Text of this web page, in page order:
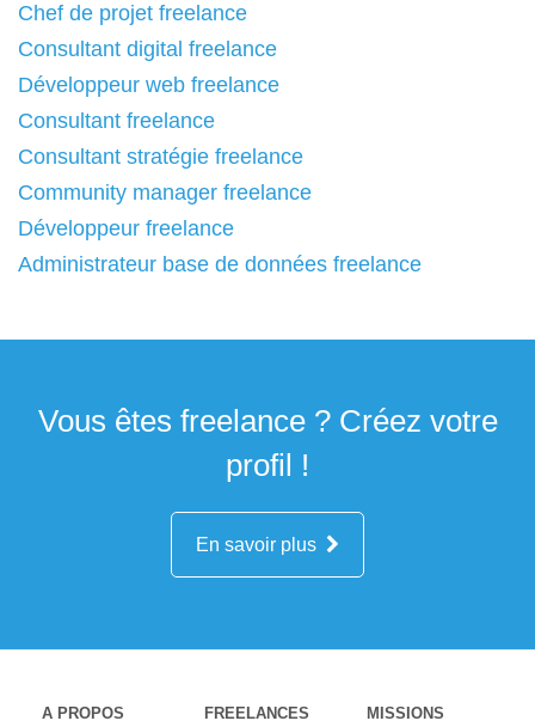
Chef de projet freelance
Consultant digital freelance
Développeur web freelance
Consultant freelance
Consultant stratégie freelance
Community manager freelance
Développeur freelance
Administrateur base de données freelance
Vous êtes freelance ? Créez votre
profil !
En savoir plus
A PROPOS FREELANCES MISSIONS